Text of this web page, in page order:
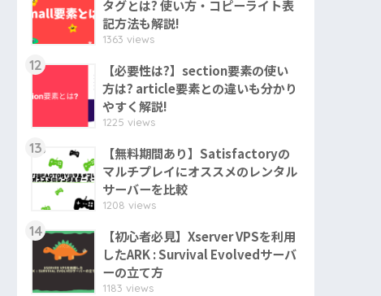
タグとは? 使い方・コピーライト表
記方法も解説!
1363 views
12
【必要性は?】section要素の使い
方は? article要素との違いも分かり
やすく解説!
1225 views
13
【無料期間あり】Satisfactoryの
マルチプレイにオススメのレンタル
サーバーを比較
1208 views
14
【初心者必見】Xserver VPSを利用
したARK : Survival Evolvedサーバ
ーの立て方
1183 views